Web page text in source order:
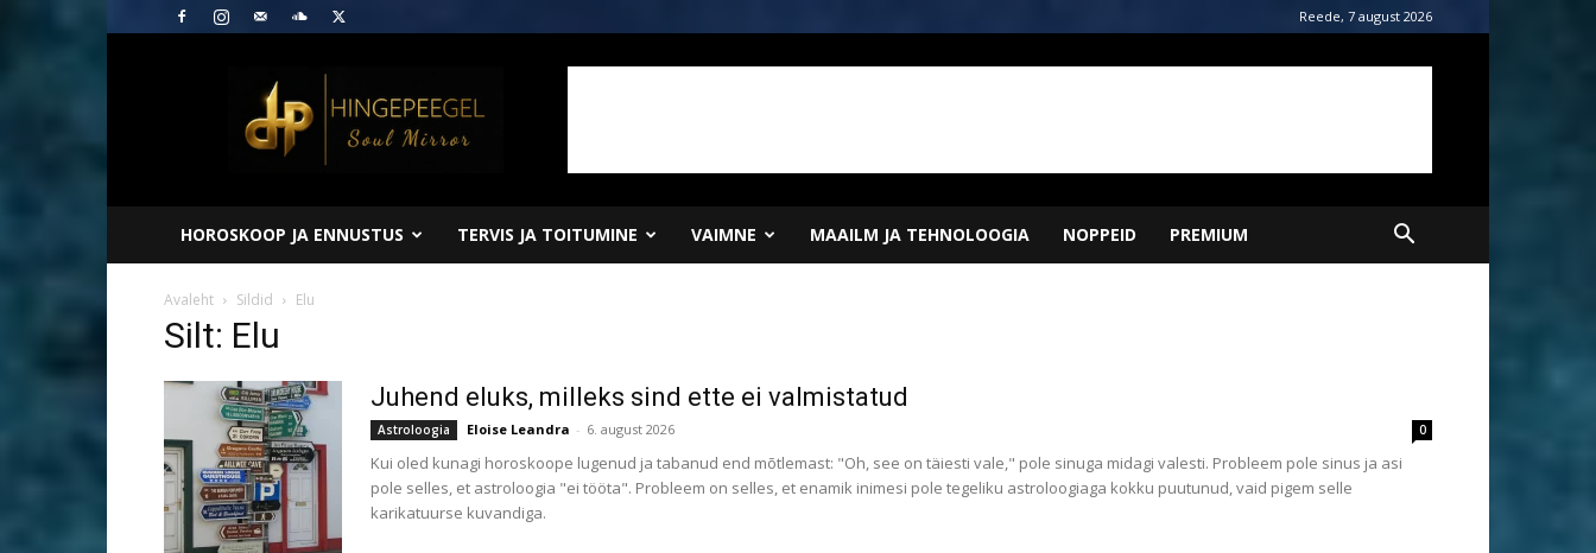
Reede, 7 august 2026
Hingepeegel
HOROSKOOP JA ENNUSTUS TERVIS JA TOITUMINE VAIMNE MAAILM JA TEHNOLOOGIA NOPPEID PREMIUM
Avaleht Sildid Elu
Silt: Elu
Juhend eluks, milleks sind ette ei valmistatud
Astroloogia Eloise Leandra - 6. august 2026 0
Kui oled kunagi horoskoope lugenud ja tabanud end mõtlemast: "Oh, see on täiesti vale," pole sinuga midagi valesti. Probleem pole sinus ja asi
pole selles, et astroloogia "ei tööta". Probleem on selles, et enamik inimesi pole tegeliku astroloogiaga kokku puutunud, vaid pigem selle
karikatuurse kuvandiga.